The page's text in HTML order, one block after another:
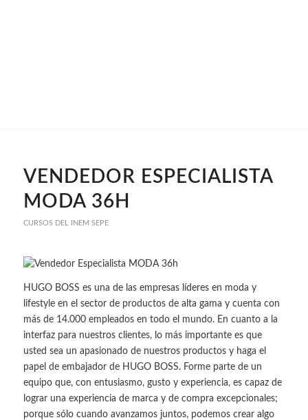
VENDEDOR ESPECIALISTA
MODA 36H
CURSOS DEL INEM SEPE
HUGO BOSS es una de las empresas líderes en moda y
lifestyle en el sector de productos de alta gama y cuenta con
más de 14.000 empleados en todo el mundo. En cuanto a la
interfaz para nuestros clientes, lo más importante es que
usted sea un apasionado de nuestros productos y haga el
papel de embajador de HUGO BOSS. Forme parte de un
equipo que, con entusiasmo, gusto y experiencia, es capaz de
lograr una experiencia de marca y de compra excepcionales;
porque sólo cuando avanzamos juntos, podemos crear algo